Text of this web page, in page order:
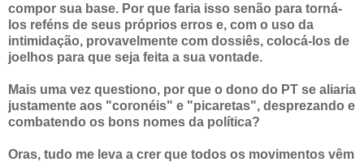
compor sua base. Por que faria isso senão para torná-
los reféns de seus próprios erros e, com o uso da
intimidação, provavelmente com dossiês, colocá-los de
joelhos para que seja feita a sua vontade.
Mais uma vez questiono, por que o dono do PT se aliaria
justamente aos "coronéis" e "picaretas", desprezando e
combatendo os bons nomes da política?
Oras, tudo me leva a crer que todos os movimentos vêm